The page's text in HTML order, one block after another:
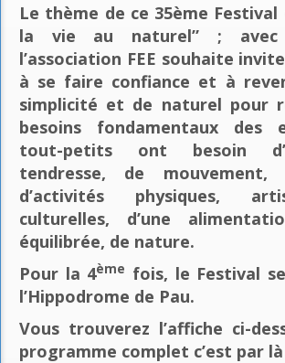
Le thème de ce 35ème Festival
la vie au naturel” ; avec
l’association FEE souhaite
à se faire confiance et à
simplicité et de naturel pour
besoins fondamentaux des
tout-petits ont besoin
tendresse, de mouvement,
d’activités physiques,
culturelles, d’une
équilibrée, de nature.
Pour la 4ème fois, le Festival
l’Hippodrome de Pau.
Vous trouverez l’affiche ci-
programme complet c’est par là